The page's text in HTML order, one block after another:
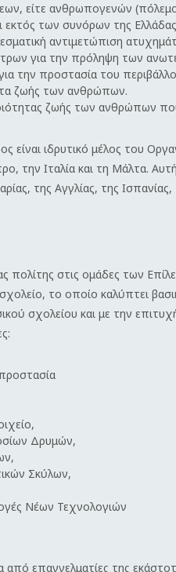
είτε ανθρωπογενών
εκτός των συνόρων της
αντιμετώπιση
για την πρόληψη των
την προστασία του
ζωής των ανθρώπων.
ζωής των ανθρώπων
είναι ιδρυτικό μέλος του
την Ιταλία και τη Μάλτα.
της Αγγλίας, της Ισπανίας,
πολίτης στις ομάδες των
το οποίο καλύπτει
σχολείου και με την
Δρυμών,
Σκύλων,
Νέων Τεχνολογιών
από επαγγελματίες της